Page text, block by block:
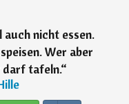
nicht essen.
Wer aber
tafeln.“